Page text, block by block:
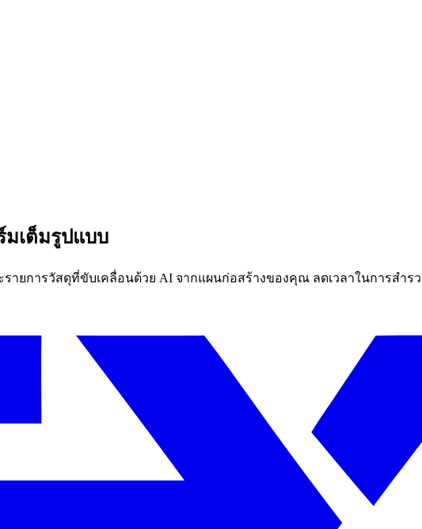
มเต็มรูปแบบ
ายการวัสดุที่ขับเคลื่อนด้วย AI จากแผนก่อสร้างของคุณ ลดเวลาในการสำร